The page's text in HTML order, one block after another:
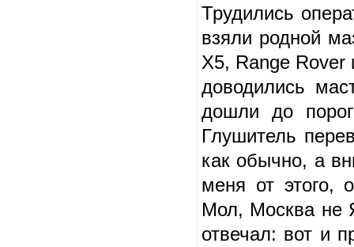
Трудились
взяли родной
Х5, Range Rover
доводились
дошли до
Глушитель
как обычно, а
меня от этого,
Мол, Москва не
отвечал: вот и